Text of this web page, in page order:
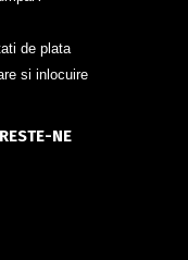
de plata
si inlocuire
NE